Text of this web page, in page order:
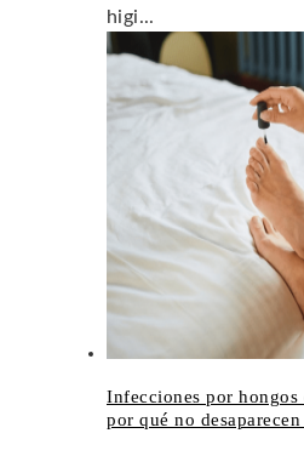
higi...
Infecciones por hongos
por qué no